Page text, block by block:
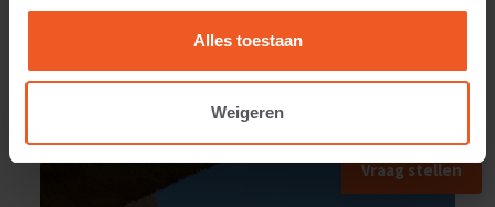
Alles toestaan
Weigeren
ANWENDUNGSBEISPIEL
Vraag stellen